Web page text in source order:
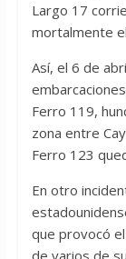
Largo 17
mortalmente
Así, el 6 de
Ferro 119,
zona entre
Ferro 123
En otro
que provocó